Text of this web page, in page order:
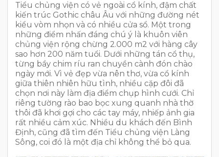
Tiểu chủng viện có vẻ ngoài cổ kính, đậm chất
kiến trúc Gothic châu Âu với những đường nét
kiểu vòm nhọn và có nhiều cửa sổ. Một trong
những điểm nhấn đáng chú ý là khuôn viên
chủng viện rộng chừng 2.000 m2 với hàng cây
sao hơn 200 năm tuổi. Dưới những tán cổ thụ,
từng bầy chim ríu ran chuyền cành đón chào
ngày mới. Vì vẻ đẹp vừa nên thơ, vừa cổ kính
giữa thiên nhiên hữu tình, nhiều cặp đôi đã
chọn nơi này làm địa điểm chụp hình cưới. Chỉ
riêng tường rào bao bọc xung quanh nhà thờ
thôi đã khơi gợi cho các tay máy, nhiếp ảnh gia
rất nhiều cảm xúc. Nhiều du khách đến Bình
Định, cũng đã tìm đến Tiểu chủng viện Làng
Sông, coi đó là một địa chỉ không thể bỏ qua.